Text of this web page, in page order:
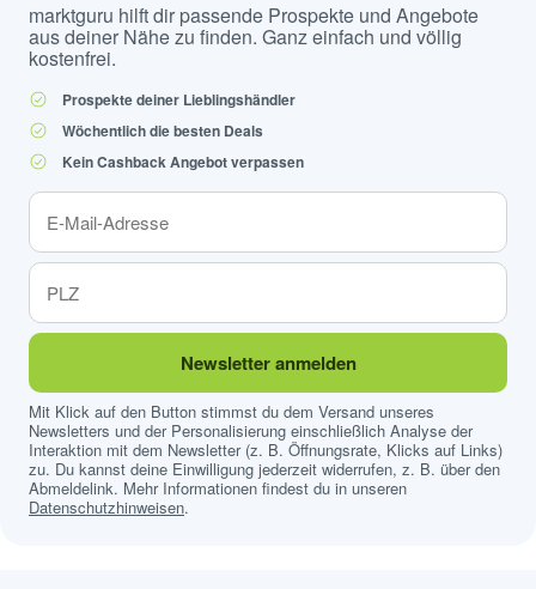
marktguru hilft dir passende Prospekte und Angebote
aus deiner Nähe zu finden. Ganz einfach und völlig
kostenfrei.
Prospekte deiner Lieblingshändler
Wöchentlich die besten Deals
Kein Cashback Angebot verpassen
Newsletter anmelden
Mit Klick auf den Button stimmst du dem Versand unseres
Newsletters und der Personalisierung einschließlich Analyse der
Interaktion mit dem Newsletter (z. B. Öffnungsrate, Klicks auf Links)
zu. Du kannst deine Einwilligung jederzeit widerrufen, z. B. über den
Abmeldelink. Mehr Informationen findest du in unseren
Datenschutzhinweisen.